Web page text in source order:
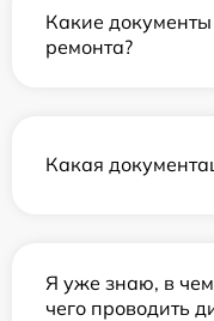
Какие
ремонта?
Какая
Я уже знаю, в
чего проводить